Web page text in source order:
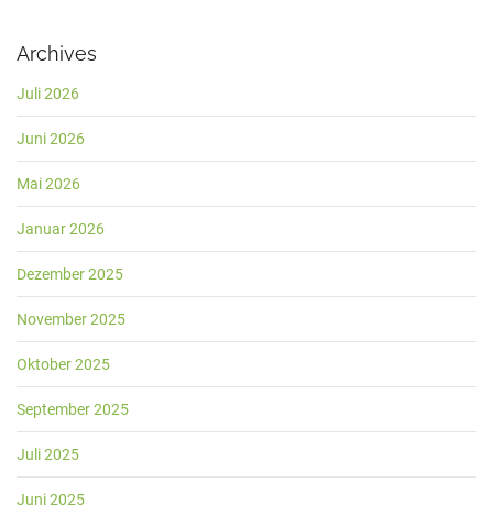
Archives
Juli 2026
Juni 2026
Mai 2026
Januar 2026
Dezember 2025
November 2025
Oktober 2025
September 2025
Juli 2025
Juni 2025